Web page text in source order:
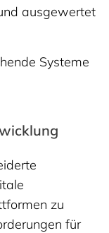
ausgewertet
Systeme
zu
für